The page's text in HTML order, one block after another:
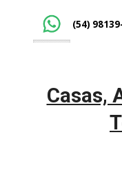
(54)
Casas,